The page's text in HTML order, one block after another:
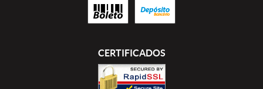
CERTIFICADOS